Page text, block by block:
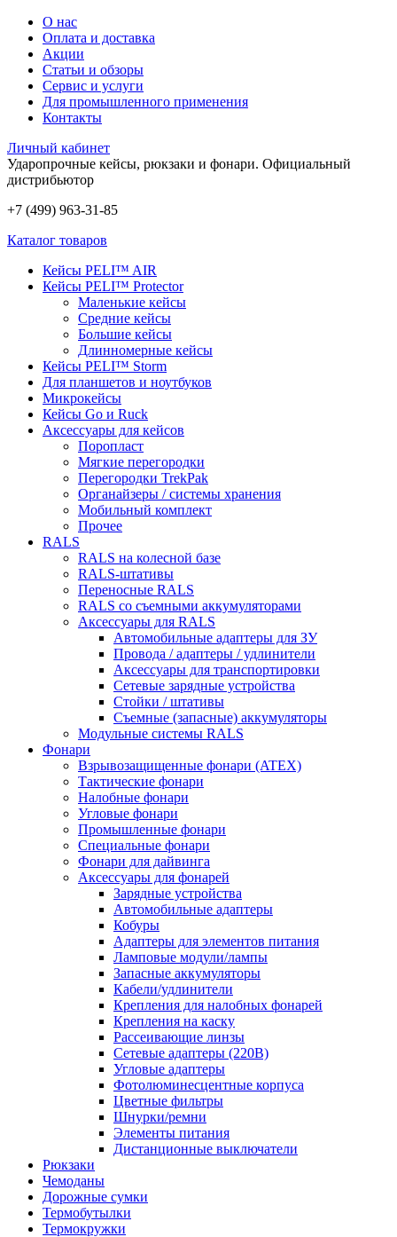
О нас
Оплата и доставка
Акции
Статьи и обзоры
Сервис и услуги
Для промышленного применения
Контакты
Личный кабинет
Ударопрочные кейсы, рюкзаки и фонари. Официальный
дистрибьютор
+7 (499) 963-31-85
Каталог товаров
Кейсы PELI™ AIR
Кейсы PELI™ Protector
Маленькие кейсы
Средние кейсы
Большие кейсы
Длинномерные кейсы
Кейсы PELI™ Storm
Для планшетов и ноутбуков
Микрокейсы
Кейсы Go и Ruck
Аксессуары для кейсов
Поропласт
Мягкие перегородки
Перегородки TrekPak
Органайзеры / системы хранения
Мобильный комплект
Прочее
RALS
RALS на колесной базе
RALS-штативы
Переносные RALS
RALS со съемными аккумуляторами
Аксессуары для RALS
Автомобильные адаптеры для ЗУ
Провода / адаптеры / удлинители
Аксессуары для транспортировки
Сетевые зарядные устройства
Стойки / штативы
Съемные (запасные) аккумуляторы
Модульные системы RALS
Фонари
Взрывозащищенные фонари (ATEX)
Тактические фонари
Налобные фонари
Угловые фонари
Промышленные фонари
Специальные фонари
Фонари для дайвинга
Аксессуары для фонарей
Зарядные устройства
Автомобильные адаптеры
Кобуры
Адаптеры для элементов питания
Ламповые модули/лампы
Запасные аккумуляторы
Кабели/удлинители
Крепления для налобных фонарей
Крепления на каску
Рассеивающие линзы
Сетевые адаптеры (220В)
Угловые адаптеры
Фотолюминесцентные корпуса
Цветные фильтры
Шнурки/ремни
Элементы питания
Дистанционные выключатели
Рюкзаки
Чемоданы
Дорожные сумки
Термобутылки
Термокружки